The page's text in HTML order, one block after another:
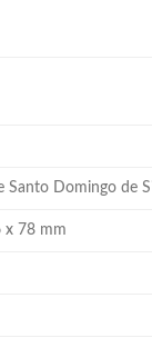
Santo Domingo de
x 78 mm